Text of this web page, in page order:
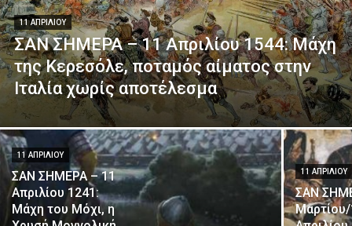
11 ΑΠΡΙΛΊΟΥ
ΣΑΝ ΣΗΜΕΡΑ – 11 Απριλίου 1544: Μάχη
της Κερεσόλε, ποταμός αίματος στην
Ιταλία χωρίς αποτέλεσμα
11 ΑΠΡΙΛΊΟΥ
ΣΑΝ ΣΗΜΕΡΑ – 11
Απριλίου 1241:
Μάχη του Μόχι, η
11 ΑΠΡΙΛΊΟΥ
ΣΑΝ